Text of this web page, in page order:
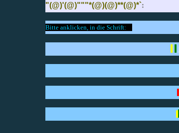
"(@)'(@)"""*(@)(@)**(@)*`:
Bitte anklicken, in die Schrift: